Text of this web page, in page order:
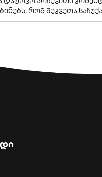
რომ შეკვეთა